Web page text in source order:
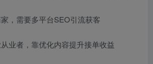
，需要多平台SEO引流获客
业者，靠优化内容提升接单收益